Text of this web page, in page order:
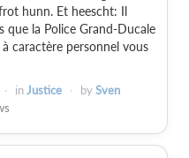
hunn. Et heescht: Il
que la Police Grand-Ducale
caractère personnel vous
inJustice bySven